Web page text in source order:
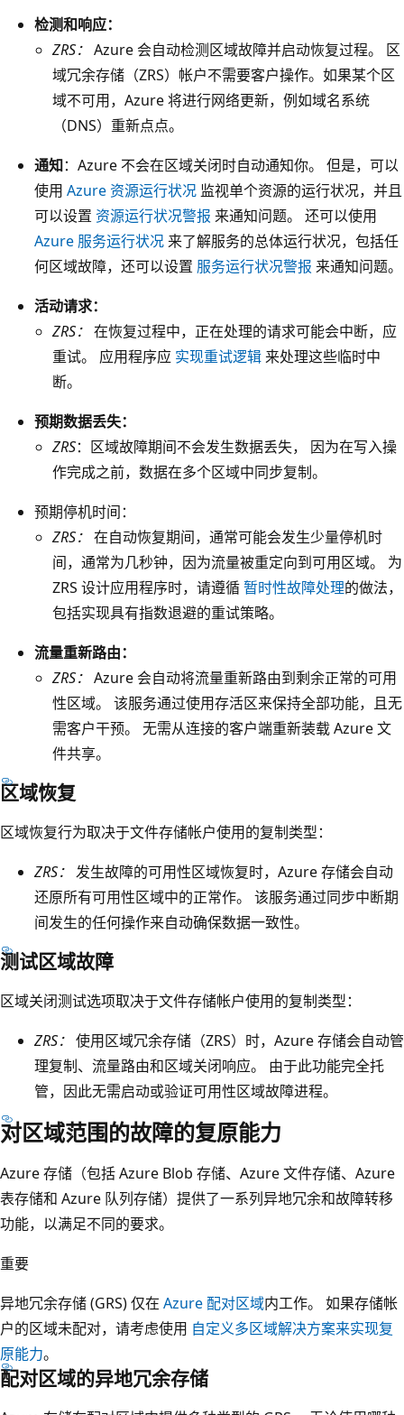
每
个
区
域
框
包
一
个
据
中
的
灰
个
数
框
包
含
一
个
紫
框
，
其
中
含
存
储
帐
记
为
副
本
检测和响应：
ZRS： Azure 会自动检测区域故障并启动恢复过程。 区
域冗余存储（ZRS）帐户不需要客户操作。如果某个区
域不可用，Azure 将进行网络更新，例如域名系统
（DNS）重新点点。
通知：Azure 不会在区域关闭时自动通知你。 但是，可以
使用 Azure 资源运行状况 监视单个资源的运行状况，并且
可以设置 资源运行状况警报 来通知问题。 还可以使用
Azure 服务运行状况 来了解服务的总体运行状况，包括任
何区域故障，还可以设置 服务运行状况警报 来通知问题。
活动请求：
ZRS： 在恢复过程中，正在处理的请求可能会中断，应
重试。 应用程序应 实现重试逻辑 来处理这些临时中
断。
预期数据丢失：
ZRS：区域故障期间不会发生数据丢失， 因为在写入操
作完成之前，数据在多个区域中同步复制。
预期停机时间：
ZRS： 在自动恢复期间，通常可能会发生少量停机时
间，通常为几秒钟，因为流量被重定向到可用区域。 为
ZRS 设计应用程序时，请遵循暂时性故障处理的做法，
包括实现具有指数退避的重试策略。
流量重新路由：
ZRS： Azure 会自动将流量重新路由到剩余正常的可用
性区域。 该服务通过使用存活区来保持全部功能，且无
需客户干预。 无需从连接的客户端重新装载 Azure 文
件共享。
区域恢复
区域恢复行为取决于文件存储帐户使用的复制类型：
ZRS： 发生故障的可用性区域恢复时，Azure 存储会自动
还原所有可用性区域中的正常作。 该服务通过同步中断期
间发生的任何操作来自动确保数据一致性。
测试区域故障
区域关闭测试选项取决于文件存储帐户使用的复制类型：
ZRS： 使用区域冗余存储（ZRS）时，Azure 存储会自动管
理复制、流量路由和区域关闭响应。 由于此功能完全托
管，因此无需启动或验证可用性区域故障进程。
对区域范围的故障的复原能力
Azure 存储（包括 Azure Blob 存储、Azure 文件存储、Azure
表存储和 Azure 队列存储）提供了一系列异地冗余和故障转移
功能，以满足不同的要求。
重要
异地冗余存储 (GRS) 仅在 Azure 配对区域内工作。 如果存储帐
户的区域未配对，请考虑使用 自定义多区域解决方案来实现复
原能力。
配对区域的异地冗余存储